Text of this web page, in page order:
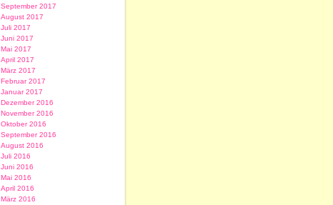
September 2017
August 2017
Juli 2017
Juni 2017
Mai 2017
April 2017
März 2017
Februar 2017
Januar 2017
Dezember 2016
November 2016
Oktober 2016
September 2016
August 2016
Juli 2016
Juni 2016
Mai 2016
April 2016
März 2016